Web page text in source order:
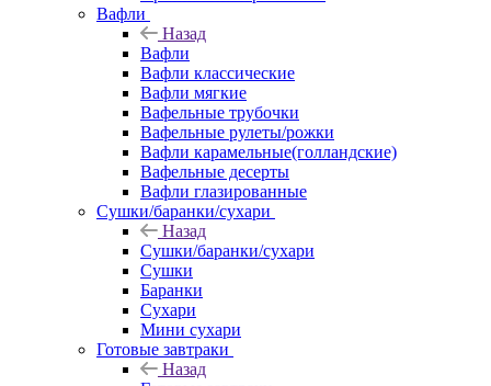
Вафли
Назад
Вафли
Вафли классические
Вафли мягкие
Вафельные трубочки
Вафельные рулеты/рожки
Вафли карамельные(голландские)
Вафельные десерты
Вафли глазированные
Сушки/баранки/сухари
Назад
Сушки/баранки/сухари
Сушки
Баранки
Сухари
Мини сухари
Готовые завтраки
Назад